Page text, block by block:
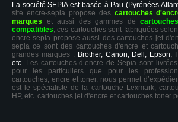
La société SEPIA est basée à Pau (Pyrénées
site encre-sepia propose des cartouches
marques et aussi des gammes de
compatibles, ces cartouches sont fabriquées
encre-sepia propose aussi des cartouches jet
sepia ce sont des cartouches d'encre et
grandes marques : Brother, Canon, Dell, Epson,
etc. Les cartouches d’encre de Sepia sont
pour les particuliers que pour les
cartouches, encre et toner, nous permet
est le spécialiste de la cartouche Lexmark,
HP, etc. cartouches jet d'encre et cartouches toner